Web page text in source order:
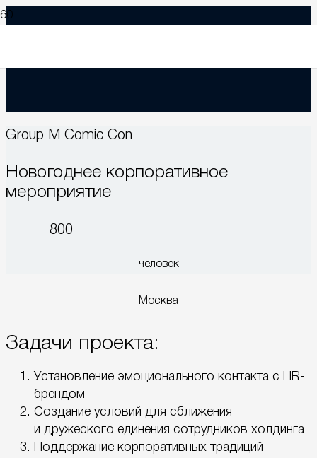
Group M Comic Con
Новогоднее корпоративное
мероприятие
800
– человек –
Москва
Задачи проекта:
Установление эмоционального контакта с HR-
брендом
Создание условий для сближения
и дружеского единения сотрудников холдинга
Поддержание корпоративных традиций